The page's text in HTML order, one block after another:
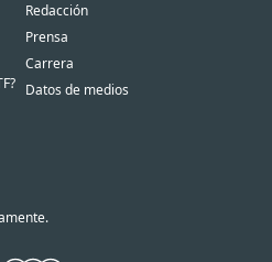
Redacción
Prensa
Carrera
Datos de medios